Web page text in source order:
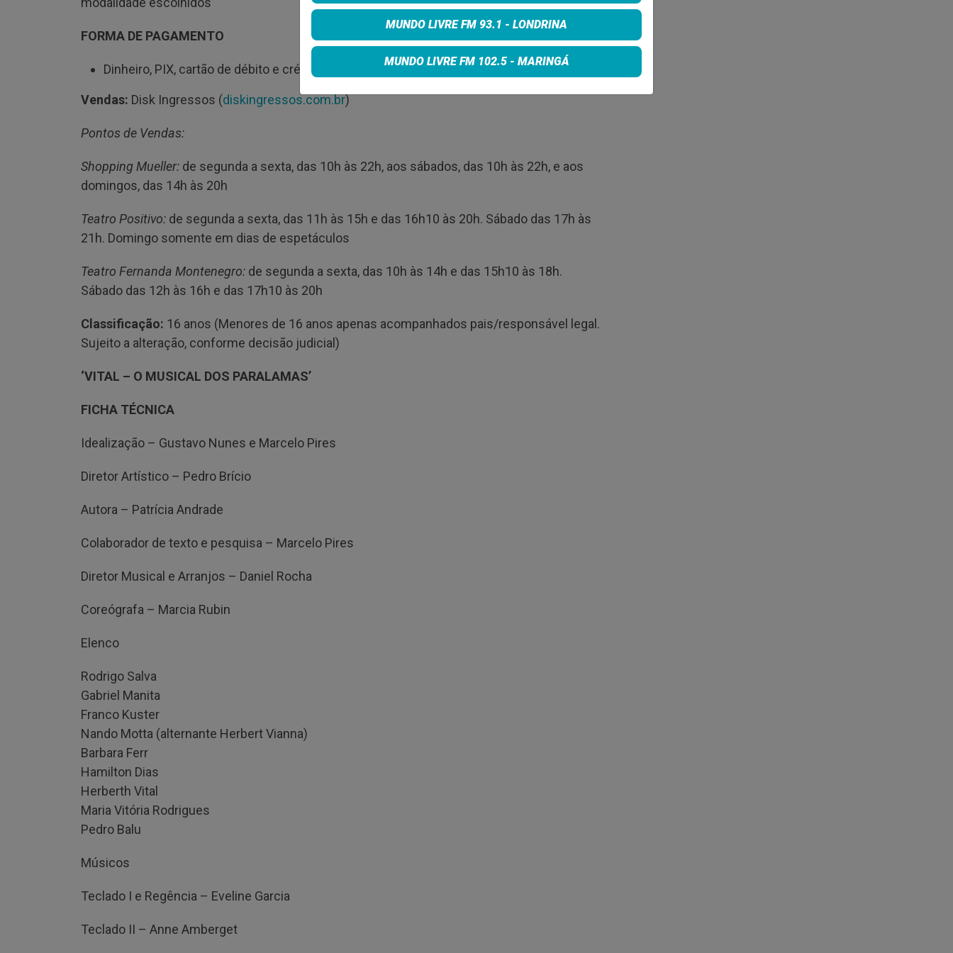
FORMA DE PAGAMENTO
Dinheiro, PIX, cartão de débito e crédito
Vendas: Disk Ingressos (diskingressos.com.br)
Pontos de Vendas:
Shopping Mueller: de segunda a sexta, das 10h às 22h, aos sábados, das 10h às 22h, e aos
domingos, das 14h às 20h
Teatro Positivo: de segunda a sexta, das 11h às 15h e das 16h10 às 20h. Sábado das 17h às
21h. Domingo somente em dias de espetáculos
Teatro Fernanda Montenegro: de segunda a sexta, das 10h às 14h e das 15h10 às 18h.
Sábado das 12h às 16h e das 17h10 às 20h
Classificação: 16 anos (Menores de 16 anos apenas acompanhados pais/responsável legal.
Sujeito a alteração, conforme decisão judicial)
‘VITAL – O MUSICAL DOS PARALAMAS’
FICHA TÉCNICA
Idealização – Gustavo Nunes e Marcelo Pires
Diretor Artístico – Pedro Brício
Autora – Patrícia Andrade
Colaborador de texto e pesquisa – Marcelo Pires
Diretor Musical e Arranjos – Daniel Rocha
Coreógrafa – Marcia Rubin
Elenco
Rodrigo Salva
Gabriel Manita
Franco Kuster
Nando Motta (alternante Herbert Vianna)
Barbara Ferr
Hamilton Dias
Herberth Vital
Maria Vitória Rodrigues
Pedro Balu
Músicos
Teclado I e Regência – Eveline Garcia
Teclado II – Anne Amberget
MUNDO LIVRE FM 93.1 - LONDRINA
MUNDO LIVRE FM 102.5 - MARINGÁ